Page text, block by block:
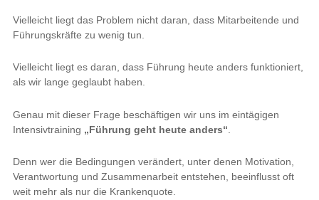
Vielleicht liegt das Problem nicht daran, dass Mitarbeitende und
Führungskräfte zu wenig tun.
Vielleicht liegt es daran, dass Führung heute anders funktioniert,
als wir lange geglaubt haben.
Genau mit dieser Frage beschäftigen wir uns im eintägigen
Intensivtraining „Führung geht heute anders“
Denn wer die Bedingungen verändert, unter denen Motivation,
Verantwortung und Zusammenarbeit entstehen, beeinflusst oft
weit mehr als nur die Krankenquote.